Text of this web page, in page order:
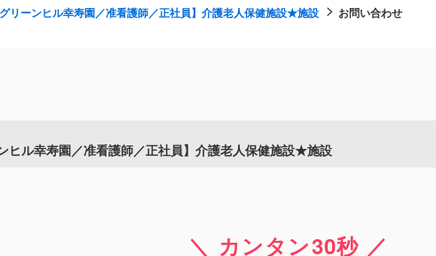
リーンヒル幸寿園／准看護師／正社員】介護老人保健施設★施設 お問い合わせ
ヒル幸寿園／准看護師／正社員】介護老人保健施設★施設
＼ カンタン30秒 ／